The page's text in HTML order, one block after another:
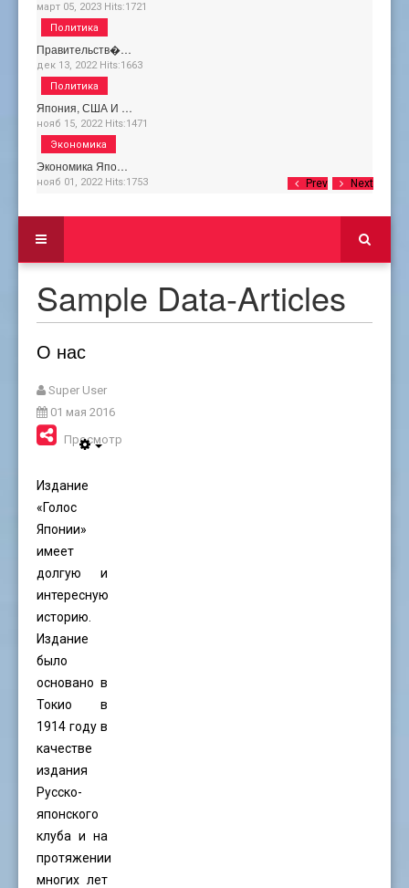
Prev Next
март 05, 2023 Hits:1721
Правительств�…
дек 13, 2022 Hits:1663
Политика
Япония, США И …
нояб 15, 2022 Hits:1471
Политика
Экономика Япо…
нояб 01, 2022 Hits:1753
Экономика
Sample Data-Articles
О нас
Super User
01 мая 2016
Просмотров: 6362
Издание
«Голос
Японии»
имеет
долгую и
интересную
историю.
Издание
было
основано в
Токио в
1914 году в
качестве
издания
Русско-
японского
клуба и на
протяжении
многих лет